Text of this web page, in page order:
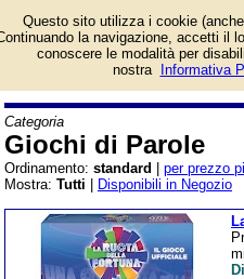
Categoria
Giochi di Parole
Ordinamento: standard per prezzo
Mostra: Tutti Disponibili in Negozio
Questo sito utilizza i cookie
la navigazione, accetti il
conoscere le modalità per
nostra
Informativa